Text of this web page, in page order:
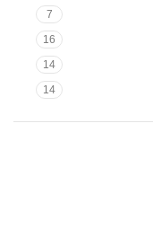
7
16
14
14